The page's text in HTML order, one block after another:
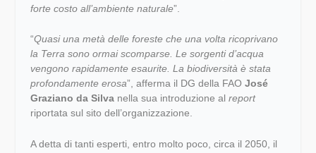
forte costo all’ambiente naturale”.
“Quasi una metà delle foreste che una volta ricoprivano
la Terra sono ormai scomparse. Le sorgenti d’acqua
vengono rapidamente esaurite. La biodiversità è stata
profondamente erosa”, afferma il DG della FAO José
Graziano da Silvanella sua introduzione al report
riportata sul sito dell’organizzazione.
A detta di tanti esperti, entro molto poco, circa il 2050, il